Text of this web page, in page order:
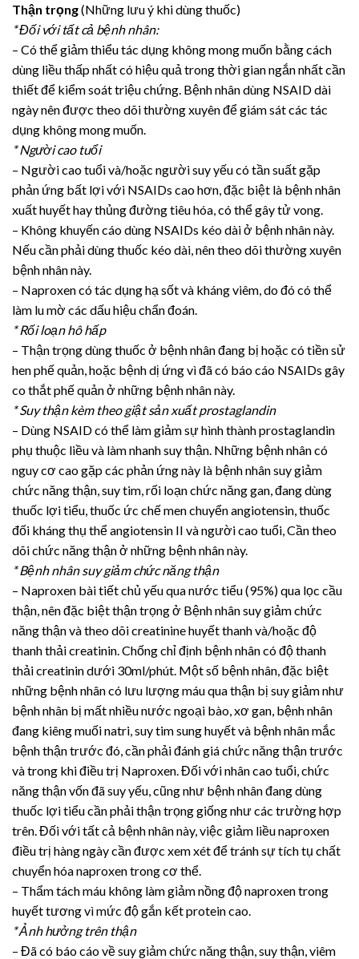
Thận trọng(Những lưu ý khi dùng thuốc)
* Đối với tất cả bệnh nhân:
– Có thể giảm thiểu tác dụng không mong muốn bằng cách
dùng liều thấp nhất có hiệu quả trong thời gian ngắn nhất cần
thiết để kiểm soát triệu chứng. Bệnh nhân dùng NSAID dài
ngày nên được theo dõi thường xuyên để giám sát các tác
dụng không mong muốn.
* Người cao tuổi
– Người cao tuổi và/hoặc người suy yếu có tần suất gặp
phản ứng bất lợi với NSAIDs cao hơn, đặc biệt là bệnh nhân
xuất huyết hay thủng đường tiêu hóa, có thể gây tử vong.
– Không khuyến cáo dùng NSAIDs kéo dài ở bệnh nhân này.
Nếu cần phải dùng thuốc kéo dài, nên theo dõi thường xuyên
bệnh nhân này.
– Naproxen có tác dụng hạ sốt và kháng viêm, do đó có thể
làm lu mờ các dấu hiệu chẩn đoán.
* Rối loạn hô hấp
– Thận trọng dùng thuốc ở bệnh nhân đang bị hoặc có tiền sử
hen phế quản, hoặc bệnh dị ứng vì đã có báo cáo NSAIDs gây
co thắt phế quản ở những bệnh nhân này.
* Suy thận kèm theo giật sản xuất prostaglandin
– Dùng NSAID có thể làm giảm sự hình thành prostaglandin
phụ thuộc liều và làm nhanh suy thận. Những bệnh nhân có
nguy cơ cao gặp các phản ứng này là bệnh nhân suy giảm
chức năng thận, suy tim, rối loạn chức năng gan, đang dùng
thuốc lợi tiểu, thuốc ức chế men chuyển angiotensin, thuốc
đối kháng thụ thể angiotensin II và người cao tuổi, Cần theo
dõi chức năng thận ở những bệnh nhân này.
* Bệnh nhân suy giảm chức năng thận
– Naproxen bài tiết chủ yếu qua nước tiểu (95%) qua lọc cầu
thận, nên đặc biệt thận trọng ở Bệnh nhân suy giảm chức
năng thận và theo dõi creatinine huyết thanh và/hoặc độ
thanh thải creatinin. Chống chỉ định bệnh nhân có độ thanh
thải creatinin dưới 30ml/phút. Một số bệnh nhân, đặc biệt
những bệnh nhân có lưu lượng máu qua thận bị suy giảm như
bệnh nhân bị mất nhiều nước ngoại bào, xơ gan, bệnh nhân
đang kiêng muối natri, suy tim sung huyết và bệnh nhân mắc
bệnh thận trước đó, cần phải đánh giá chức năng thận trước
và trong khi điều trị Naproxen. Đối với nhân cao tuổi, chức
năng thận vốn đã suy yếu, cũng như bệnh nhân đang dùng
thuốc lợi tiểu cần phải thận trọng giống như các trường hợp
trên. Đối với tất cả bệnh nhân này, việc giảm liều naproxen
điều trị hàng ngày cần được xem xét để tránh sự tích tụ chất
chuyển hóa naproxen trong cơ thể.
– Thẩm tách máu không làm giảm nồng độ naproxen trong
huyết tương vì mức độ gắn kết protein cao.
* Ảnh hưởng trên thận
– Đã có báo cáo về suy giảm chức năng thận, suy thận, viêm